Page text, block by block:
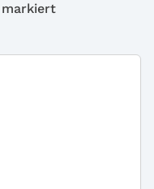
markiert